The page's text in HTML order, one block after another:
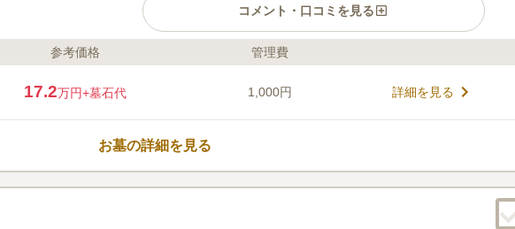
コメント・口コミを見る
ライフドット編集部のコメント
成2年に開園の比較的新しいつくりです。敷地内には、屋根付き
の休憩所・トイレ・広い駐車場があります。また、水汲み場や
手桶も設置されているので便利です。墓地の周辺には「生松台
中央公園」など複数の公園があり、ピクニックやお花見等を家
族で楽しめます。
山の中にあるし近くに店がないので非常に不便です。花を買う
参考価格 管理費
17.2万円+墓石代 1,000円 詳細を見る
お墓の詳細を見る